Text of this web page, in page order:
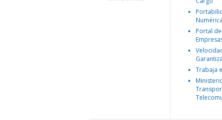
Portal
Trabaja